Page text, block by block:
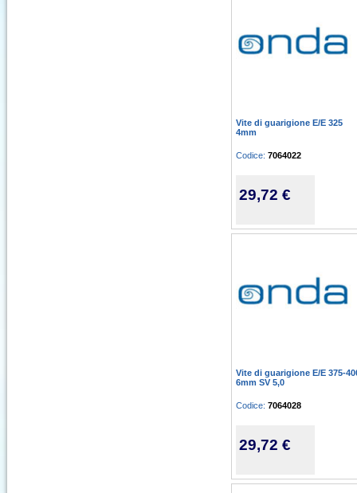
Vite di guarigione E/E 325
4mm
Codice: 7064022
29,72 €
Vite di guarigione E/E 375-
6mm SV 5,0
Codice: 7064028
29,72 €